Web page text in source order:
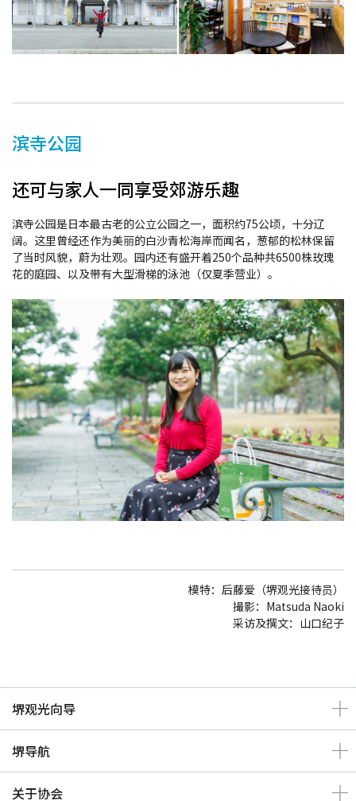
滨寺公园
还可与家人一同享受郊游乐趣
滨寺公园是日本最古老的公立公园之一，面积约75公顷，十分辽
阔。这里曾经还作为美丽的白沙青松海岸而闻名，葱郁的松林保留
了当时风貌，蔚为壮观。园内还有盛开着250个品种共6500株玫瑰
花的庭园、以及带有大型滑梯的泳池（仅夏季营业）。
模特：后藤爱（堺观光接待员）
撮影：Matsuda Naoki
采访及撰文：山口纪子
堺观光向导
堺导航
关于协会